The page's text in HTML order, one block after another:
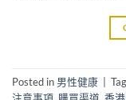
Posted in 男性健康